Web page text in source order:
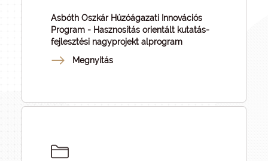
Asbóth Oszkár Húzóágazati Innovációs
Program - Hasznosítás orientált kutatás-
fejlesztési nagyprojekt alprogram
Megnyitás